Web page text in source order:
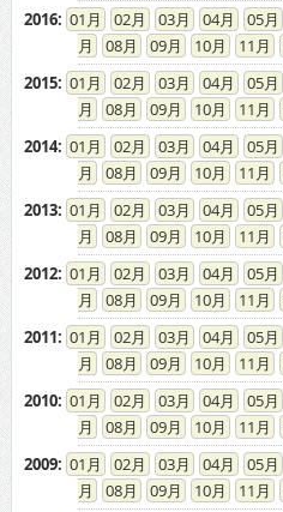
2016: 01 02 03 04 05
08
09 10 11
2015: 01 02 03 04 05
08
09 10 11
2014: 01 02 03 04 05
08
09 10 11
2013: 01 02 03 04 05
08
09 10 11
2012: 01 02 03 04 05
08
09 10 11
2011: 01 02 03 04 05
08
09 10 11
2010: 01 02 03 04 05
08
09 10 11
2009: 01 02 03 04 05
08
09 10 11